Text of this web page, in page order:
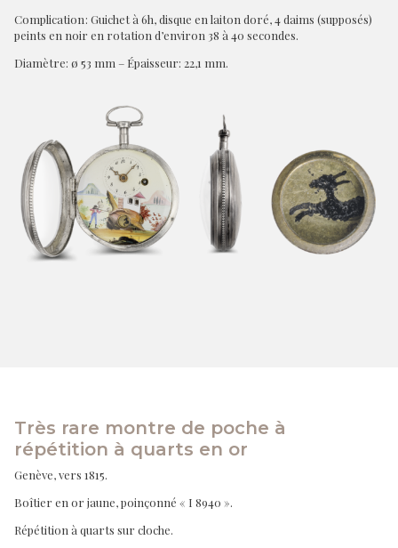
Complication : Guichet à 6h, disque en laiton doré, 4 daims (supposés)
peints en noir en rotation d’environ 38 à 40 secondes.
Diamètre: ø 53 mm – Épaisseur: 22,1 mm.
Très rare montre de poche à
répétition à quarts en or
Genève, vers 1815.
Boîtier en or jaune, poinçonné « I 8940 ».
Répétition à quarts sur cloche.